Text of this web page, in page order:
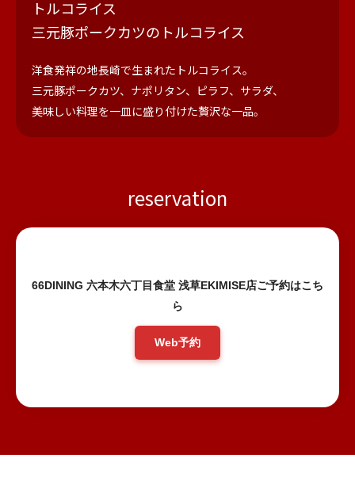
トルコライス
三元豚ポークカツのトルコライス
洋食発祥の地長崎で生まれたトルコライス。
三元豚ポークカツ、ナポリタン、ピラフ、サラダ、
美味しい料理を一皿に盛り付けた贅沢な一品。
reservation
66DINING 六本木六丁目食堂 浅草EKIMISE店ご予約はこち
ら
Web予約